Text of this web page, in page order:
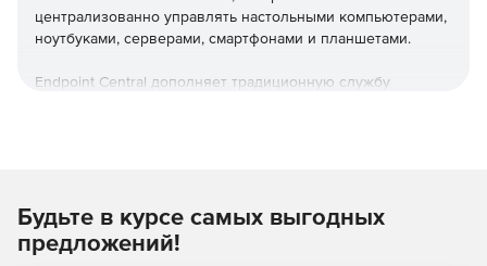
централизованно управлять настольными компьютерами,
ноутбуками, серверами, смартфонами и планшетами.
Endpoint Central дополняет традиционную службу
образов и развертывание ОС. Кроме того,решение
позволяет управлять активами и лицензиями на ПО,
отслеживать статистику использования ПО, управлять
Будьте в курсе самых выгодных
предложений!